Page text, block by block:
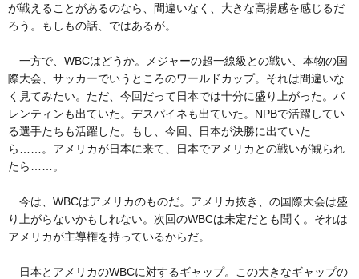
が戦えることがあるのなら、間違いなく、大きな高揚感を感じるだ
ろう。もしもの話、ではあるが。
一方で、WBCはどうか。メジャーの超一線級との戦い、本物の国
際大会、サッカーでいうところのワールドカップ。それは間違いな
く見てみたい。ただ、今回だって日本では十分に盛り上がった。バ
レンティンも出ていた。デスパイネも出ていた。NPBで活躍してい
る選手たちも活躍した。もし、今回、日本が決勝に出ていた
ら……。アメリカが日本に来て、日本でアメリカとの戦いが観られ
たら……。
今は、WBCはアメリカのものだ。アメリカ抜き、の国際大会は盛
り上がらないかもしれない。次回のWBCは未定だとも聞く。それは
アメリカが主導権を持っているからだ。
日本とアメリカのWBCに対するギャップ。この大きなギャップの